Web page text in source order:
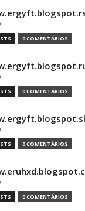
0 COMENTÁRIOS
0 COMENTÁRIOS
0 COMENTÁRIOS
0 COMENTÁRIOS